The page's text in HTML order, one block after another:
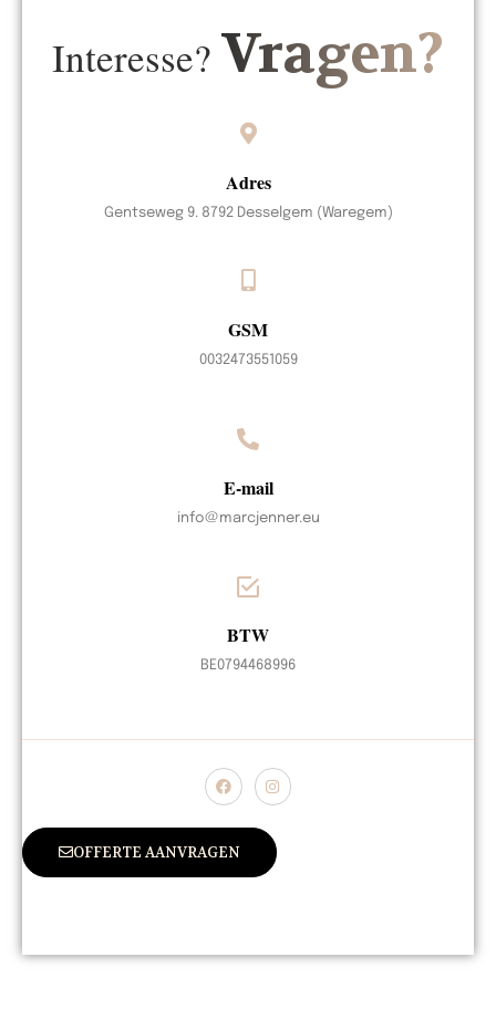
Interesse? Vragen?
Adres
Gentseweg 9. 8792 Desselgem (Waregem)
GSM
0032473551059
E-mail
info@marcjenner.eu
BTW
BE0794468996
OFFERTE AANVRAGEN